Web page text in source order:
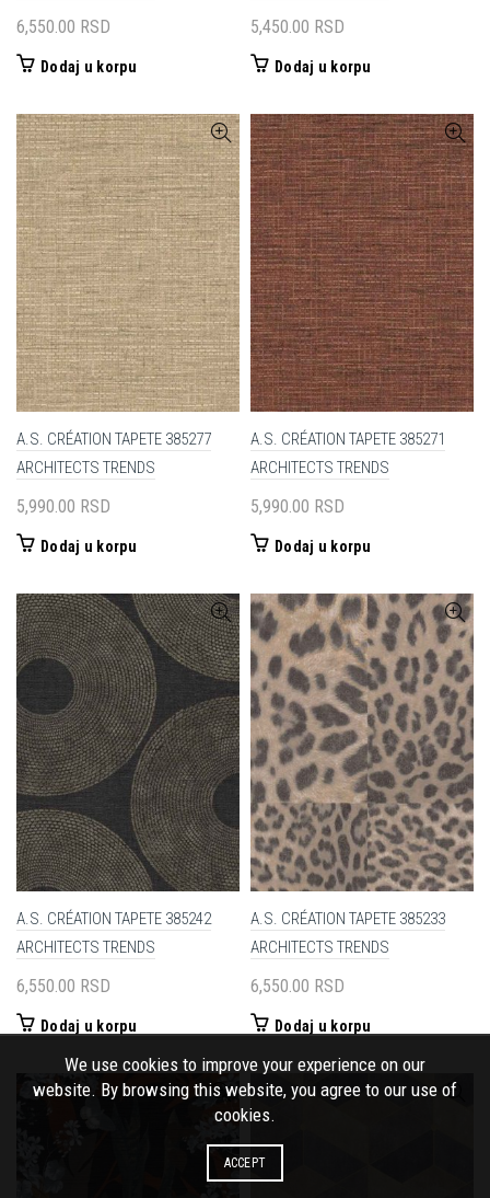
6,550.00 RSD
Dodaj u korpu
5,450.00 RSD
Dodaj u korpu
A.S. CRÉATION TAPETE 385277
ARCHITECTS TRENDS
5,990.00 RSD
Dodaj u korpu
A.S. CRÉATION TAPETE 385271
ARCHITECTS TRENDS
5,990.00 RSD
Dodaj u korpu
A.S. CRÉATION TAPETE 385242
ARCHITECTS TRENDS
6,550.00 RSD
Dodaj u korpu
A.S. CRÉATION TAPETE 385233
ARCHITECTS TRENDS
6,550.00 RSD
Dodaj u korpu
We use cookies to improve your experience on our
website. By browsing this website, you agree to our use of
cookies.
ACCEPT